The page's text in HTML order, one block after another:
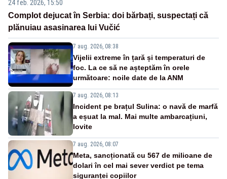
24 feb. 2026, 15:50
Complot dejucat în Serbia: doi bărbați, suspectați că
plănuiau asasinarea lui Vučić
7 aug. 2026, 08:38
Vijelii extreme în țară și temperaturi de
foc. La ce să ne așteptăm în orele
următoare: noile date de la ANM
7 aug. 2026, 08:13
Incident pe brațul Sulina: o navă de marfă
a eșuat la mal. Mai multe ambarcațiuni,
lovite
7 aug. 2026, 08:07
Meta, sancționată cu 567 de milioane de
dolari în cel mai sever verdict pe tema
siguranței copiilor